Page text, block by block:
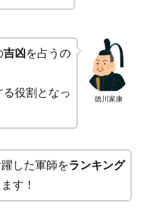
徳川家康
吉凶を占うの
る役割となっ
した軍師をランキング
す！